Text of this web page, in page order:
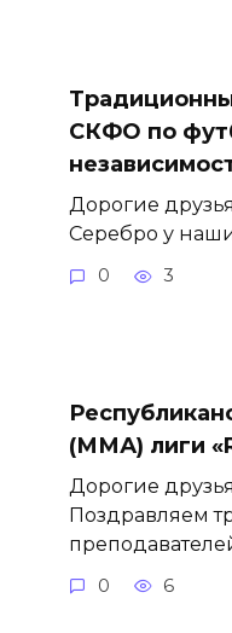
СКФО по
Дорогие
Серебро у
0 3
(ММА) лиги
Дорогие
Поздравляем
0 6